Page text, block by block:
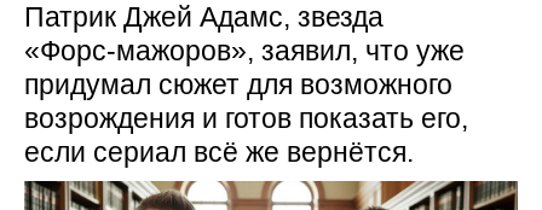
Патрик Джей Адамс, звезда
«Форс‑мажоров», заявил, что уже
придумал сюжет для возможного
возрождения и готов показать его,
если сериал всё же вернётся.